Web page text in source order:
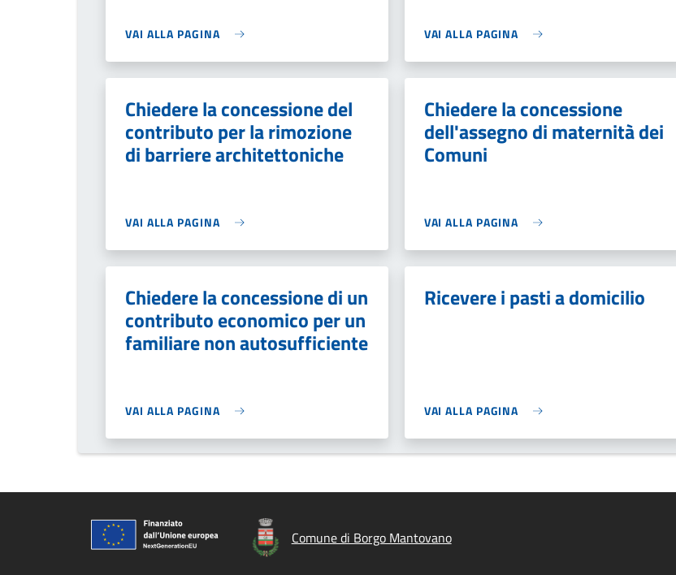
VAI ALLA PAGINA VAI ALLA PAGINA
Chiedere la concessione del
contributo per la rimozione
di barriere architettoniche
VAI ALLA PAGINA
Chiedere la concessione
dell'assegno di maternità dei
Comuni
VAI ALLA PAGINA
Chiedere la concessione di un
contributo economico per un
familiare non autosufficiente
VAI ALLA PAGINA
Ricevere i pasti a domicilio
VAI ALLA PAGINA
Comune di Borgo Mantovano